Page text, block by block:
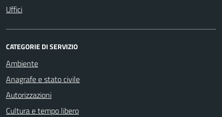
Uffici
CATEGORIE DI SERVIZIO
Ambiente
Anagrafe e stato civile
Autorizzazioni
Cultura e tempo libero